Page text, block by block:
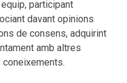
participant
davant opinions
de consens, adquirint
amb altres